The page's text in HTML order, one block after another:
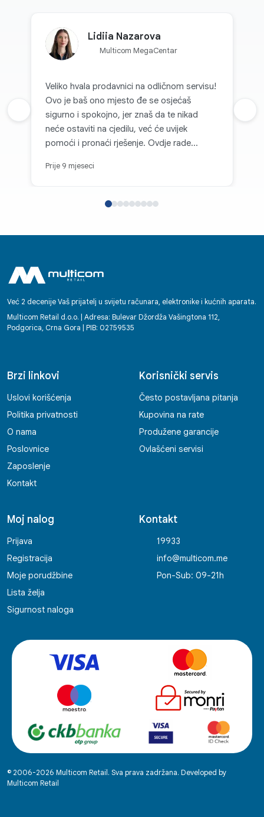
Lidiia Nazarova
Multicom MegaCentar
Veliko hvala prodavnici na odličnom servisu!
Ovo je baš ono mjesto đe se osjećaš
sigurno i spokojno, jer znaš da te nikad
neće ostaviti na cjedilu, već će uvijek
pomoći i pronaći rješenje. Ovdje rade
se poželiš vraćati opet i opet. Svaka
punim povjerenjem mogu reći da je ovo
Prije 9 mjeseci
Prethodna recenzija
Već 2 decenije Vaš prijatelj u svijetu računara, elektronike i kućnih aparata.
Multicom Retail d.o.o. | Adresa: Bulevar Džordža Vašingtona 112,
Podgorica, Crna Gora | PIB: 02759535
Brzi linkovi
Uslovi korišćenja
Politika privatnosti
O nama
Poslovnice
Zaposlenje
Kontakt
Korisnički servis
Često postavljana pitanja
Kupovina na rate
Produžene garancije
Ovlašćeni servisi
Moj nalog
Prijava
Registracija
Moje porudžbine
Lista želja
Sigurnost naloga
Kontakt
19933
info@multicom.me
Pon-Sub: 09-21h
© 2006-2026 Multicom Retail. Sva prava zadržana. Developed by
Multicom Retail